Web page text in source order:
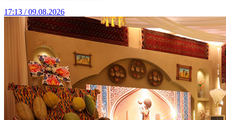
17:13 / 09.08.2026